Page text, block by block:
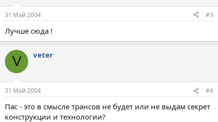
31 Май 2004 #3
Лучше сюда !
V veter
31 Май 2004 #4
Пас - это в смысле трансов не будет или не выдам секрет
конструкции и технологии?